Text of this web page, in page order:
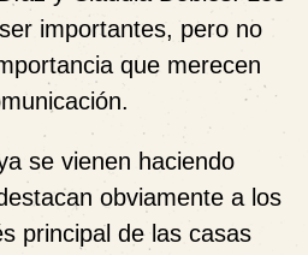
importantes, pero no
que merecen
se vienen haciendo
obviamente a los
principal de las casas